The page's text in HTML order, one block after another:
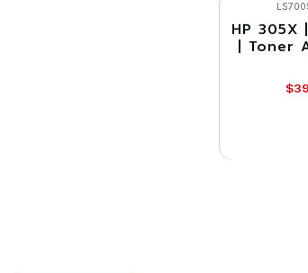
-30%
HP 305X
| Toner